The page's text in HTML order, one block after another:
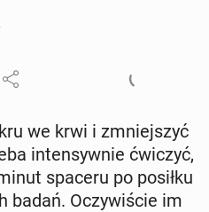
we krwi i zmniej­szyć
in­ten­syw­nie ćwiczyć,
spaceru po posiłku
badań. Oczy­wi­ście im